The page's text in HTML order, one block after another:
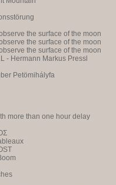
the surface of the moon
the surface of the moon
the surface of the moon
- Hermann Markus Pressl
Petömihályfa
more than one hour delay